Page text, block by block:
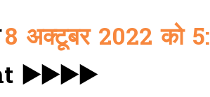
8 अक्टूबर 2022 को
▶️▶️▶️▶️